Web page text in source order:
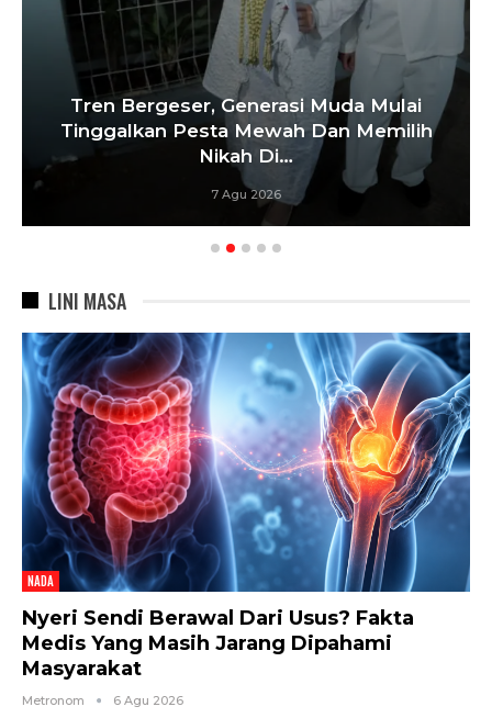
Tren Bergeser, Generasi Muda Mulai
Tinggalkan Pesta Mewah Dan Memilih
Nikah Di…
7 Agu 2026
LINI MASA
NADA
Nyeri Sendi Berawal Dari Usus? Fakta
Medis Yang Masih Jarang Dipahami
Masyarakat
Metronom 6 Agu 2026